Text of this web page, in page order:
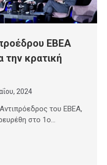
ΕΒΕΑ
την κρατική
2024
του ΕΒΕΑ,
στο 1ο…